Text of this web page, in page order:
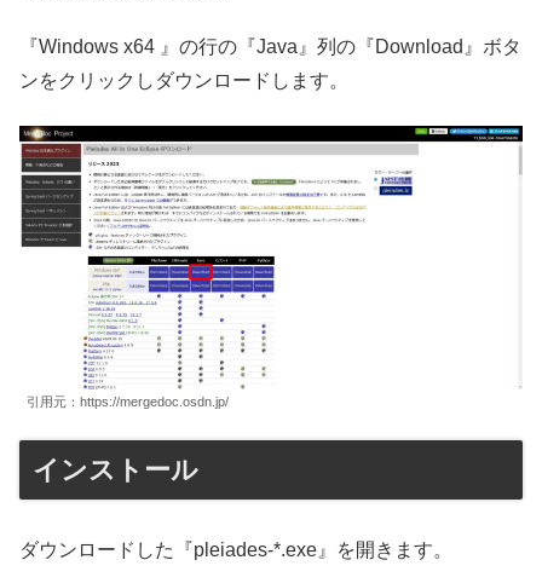
『Windows x64 』の行の『Java』列の『Download』ボタ
ンをクリックしダウンロードします。
引用元：https://mergedoc.osdn.jp/
インストール
ダウンロードした『pleiades-*.exe』を開きます。